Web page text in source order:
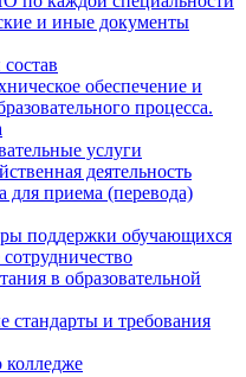
и иные документы
обеспечение и
процесса.
услуги
деятельность
для приема (перевода)
поддержки обучающихся
в образовательной
стандарты и требования